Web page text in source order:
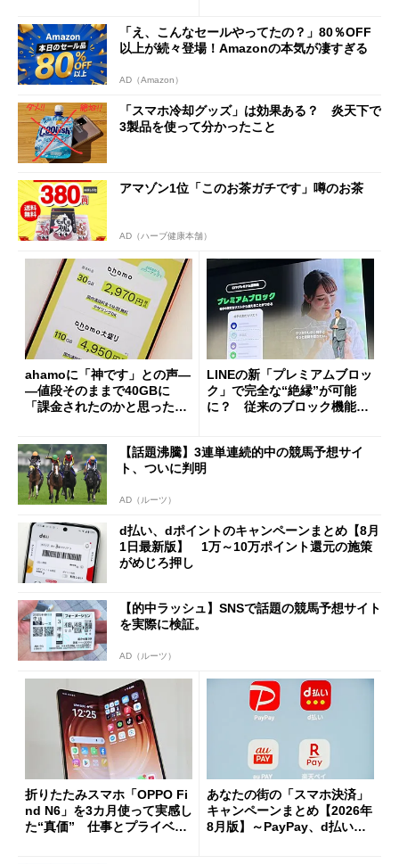
「え、こんなセールやってたの？」80％OFF
以上が続々登場！Amazonの本気が凄すぎる
AD（Amazon）
「スマホ冷却グッズ」は効果ある？ 炎天下で
3製品を使って分かったこと
アマゾン1位「このお茶ガチです」噂のお茶
AD（ハーブ健康本舗）
ahamoに「神です」との声―
―値段そのままで40GBに
「課金されたのかと思った」
LINEの新「プレミアムブロッ
ク」で完全な“絶縁”が可能
に？ 従来のブロック機能と
【話題沸騰】3連単連続的中の競馬予想サイ
ト、ついに判明
AD（ルーツ）
d払い、dポイントのキャンペーンまとめ【8月
1日最新版】 1万～10万ポイント還元の施策
がめじろ押し
【的中ラッシュ】SNSで話題の競馬予想サイト
を実際に検証。
AD（ルーツ）
折りたたみスマホ「OPPO Fi
nd N6」を3カ月使って実感し
た“真価” 仕事とプライベー
あなたの街の「スマホ決済」
キャンペーンまとめ【2026年
8月版】～PayPay、d払い、a